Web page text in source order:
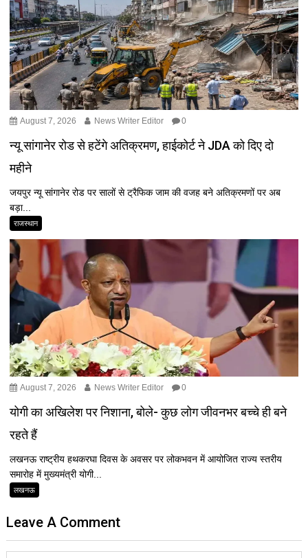
August 7, 2026 News Writer Editor 0
न्यू सांगानेर रोड से हटेंगे अतिक्रमण, हाईकोर्ट ने JDA को दिए दो
महीने
जयपुर न्यू सांगानेर रोड पर सालों से ट्रैफिक जाम की वजह बने अतिक्रमणों पर अब
बड़ा...
राजस्थान
August 7, 2026 News Writer Editor 0
योगी का अखिलेश पर निशाना, बोले- कुछ लोग जीवनभर बच्चे ही बने
रहते हैं
लखनऊ राष्ट्रीय हथकरघा दिवस के अवसर पर लोकभवन में आयोजित राज्य स्तरीय
समारोह में मुख्यमंत्री योगी...
लखनऊ
Leave A Comment